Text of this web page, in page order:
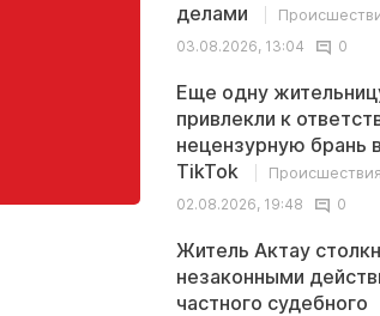
делами
03.08.2026, 13:04
0
Еще одну
привлекли к
нецензурную брань в
TikTok
Происшествия
02.08.2026, 19:48
0
Житель Актау
незаконными
частного судебного